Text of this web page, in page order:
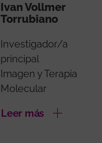
Ivan Vollmer
Torrubiano
Investigador/a
principal
Imagen y Terapia
Molecular
Leer más